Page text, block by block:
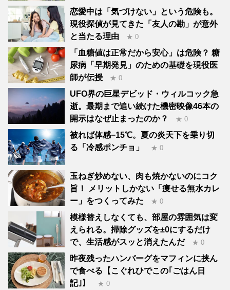
恋愛中は「気づけない」という危険も。
現役探偵が見てきた「友人の勘」が意外
と当たる理由
★ 0
「血糖値は正常だから安心」は危険？ 糖
尿病「早期発見」のための基礎を現役医
師が伝授
★ 0
UFO界の巨星デビッド・ウィルコック急
逝。最期まで追い続けた機密映像46本の
開示はなぜ止まったのか？
★ 0
被れば体感−15℃。夏の炎天下を乗り切
る「冷感ポンチョ」
★ 0
玉ねぎ炒めない、肉も焼かないのにコク
旨！ メリットしかない「痩せる無水カレ
ー」をつくってみた
★ 0
模様替えしなくても、部屋の雰囲気は変
えられる。掃除グッズを±0にするだけ
で、生活感がスッと消えたんだ
★ 0
昨夜残ったハンバーグをマフィンに挟ん
で食べる【こぐれひでこの｢ごはん日
記｣】
★ 0